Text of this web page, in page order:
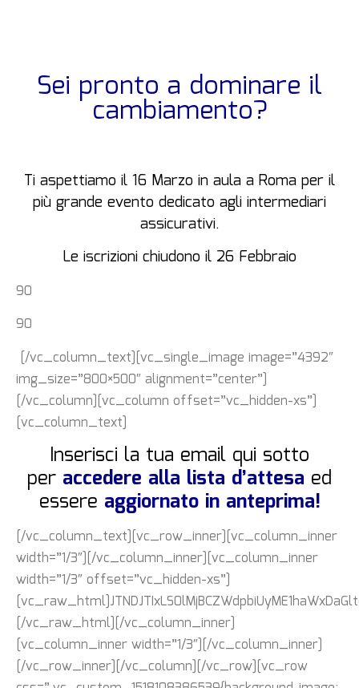
Sei pronto a dominare il
cambiamento?
Ti aspettiamo il 16 Marzo in aula a Roma per il
più grande evento dedicato agli intermediari
assicurativi.
Le iscrizioni chiudono il 26 Febbraio
90
90
[/vc_column_text][vc_single_image image=”4392″
img_size=”800×500″ alignment=”center”]
[/vc_column][vc_column offset=”vc_hidden-xs”]
[vc_column_text]
Inserisci la tua email qui sotto
per accedere alla lista d’attesa ed
essere aggiornato in anteprima!
[/vc_column_text][vc_row_inner][vc_column_inner
width=”1/3″][/vc_column_inner][vc_column_inner
width=”1/3″ offset=”vc_hidden-xs”]
[/vc_raw_html][/vc_column_inner]
[vc_column_inner width=”1/3″][/vc_column_inner]
[/vc_row_inner][/vc_column][/vc_row][vc_row